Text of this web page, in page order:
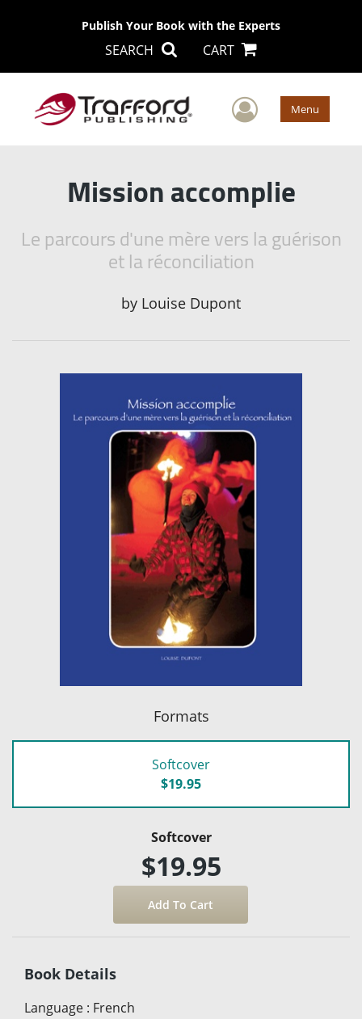
Publish Your Book with the Experts
SEARCH CART
User Menu
Mission accomplie
Le parcours d'une mère vers la guérison
et la réconciliation
by Louise Dupont
Formats
Softcover
$19.95
Softcover
$19.95
Book Details
Language : French